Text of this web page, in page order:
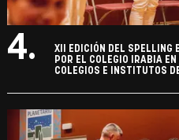
4.
XII EDICIÓN DEL SPELLING
POR EL COLEGIO IRABIA
COLEGIOS E INSTITUTOS